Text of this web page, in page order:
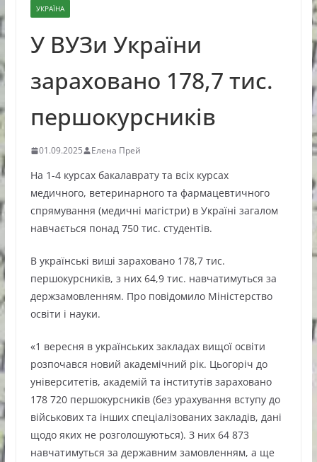
УКРАЇНА
У ВУЗи України
зараховано 178,7 тис.
першокурсників
01.09.2025 Елена Прей
На 1-4 курсах бакалаврату та всіх курсах
медичного, ветеринарного та фармацевтичного
спрямування (медичні магістри) в Україні загалом
навчається понад 750 тис. студентів.
В українські виші зараховано 178,7 тис.
першокурсників, з них 64,9 тис. навчатимуться за
держзамовленням. Про повідомило Міністерство
освіти і науки.
«1 вересня в українських закладах вищої освіти
розпочався новий академічний рік. Цьогоріч до
університетів, академій та інститутів зараховано
178 720 першокурсників (без урахування вступу до
військових та інших спеціалізованих закладів, дані
щодо яких не розголошуються). З них 64 873
навчатимуться за державним замовленням, а ще